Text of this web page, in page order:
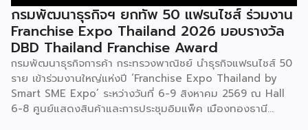
เหงื่อแรงกายของบรรพบุรุษ โดยทุกท่วงท่าการกลิ้งตัวคือการ
คารวะต่อบรรพชน และทุกการกระโดดสะท้อนถึงจิตวิญญาณอัน
แรงกล้าของชนเผ่าเหมียว กุนซานจูถือเป็นหนึ่งในศิลปะการ
เต้นรำที่ปราบเซียนและท้าทายที่สุดของชนเผ่าเหมียว ผู้แสดงจะ
สวมเสื้อนอกสีขาวปักลายอันประณีต และสวมหมวกขนไก่ฟ้า
พร้อมบรรเลงลู่เซิงแบบ 6 ท่อ จุดที่ท้าทายที่สุดคือเสียงเพลงจะ
ต้องพลิ้วไหวอย่างต่อเนื่อง นักเต้นจึงต้องเป่าลู่เซิงอย่าง
สม่ำเสมอโดยไม่สะดุด แม้ในยามที่ต้องโลดโผนด้วยท่วงท่าที่ยาก
กรมพัฒนาธุรกิจฯ ยกทัพ 50 แฟรนไชส์ ร่วมงาน
Franchise Expo Thailand 2026 มอบรางวัล
DBD Thailand Franchise Award
กรมพัฒนาธุรกิจการค้า กระทรวงพาณิชย์ นำธุรกิจแฟรนไชส์ 50
ราย เข้าร่วมงานใหญ่แห่งปี ‘Franchise Expo Thailand by
Smart SME Expo’ ระหว่างวันที่ 6-9 สิงหาคม 2569 ณ Hall
6-8 ศูนย์แสดงสินค้าและการประชุมอิมแพ็ค เมืองทองธานี